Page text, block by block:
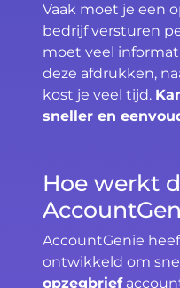
Vaak moet je een
bedrijf versturen
moet veel
deze afdrukken,
kost je veel tijd.
sneller en
Hoe werkt
AccountGenie
ontwikkeld om
opzegbrief